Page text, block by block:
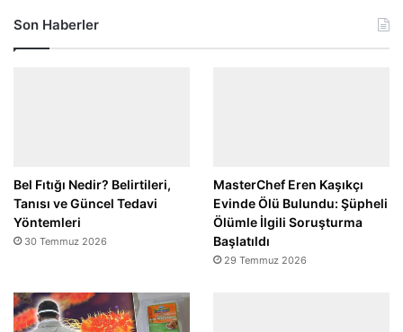
Son Haberler
Bel Fıtığı Nedir? Belirtileri,
Tanısı ve Güncel Tedavi
Yöntemleri
30 Temmuz 2026
MasterChef Eren Kaşıkçı
Evinde Ölü Bulundu: Şüpheli
Ölümle İlgili Soruşturma
Başlatıldı
29 Temmuz 2026